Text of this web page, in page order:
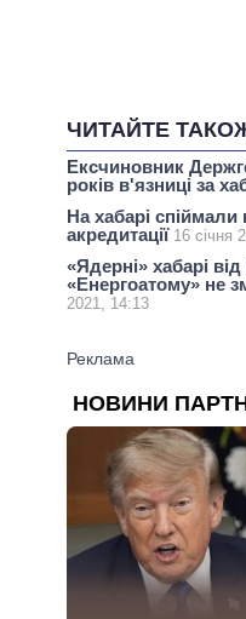
ЧИТАЙТЕ
Ексчиновник
років в'язниці за
На хабарі спіймали
акредитації 16 січня
«Ядерні» хабарі
«Енергоатому» не
2021, 14:13